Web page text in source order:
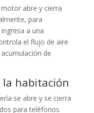
abre y cierra
para
a una
el flujo de aire
de
la habitación
se abre y se cierra
para teléfonos